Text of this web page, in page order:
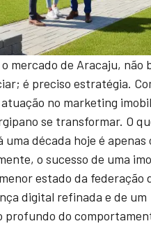
mercado de Aracaju, não
é preciso estratégia.
atuação no marketing
se transformar. O
década hoje é apenas
o sucesso de uma
estado da federação
digital refinada e de um
profundo do